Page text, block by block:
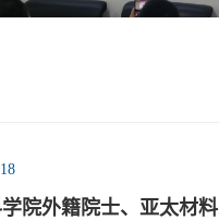
院外籍院士、亚太材